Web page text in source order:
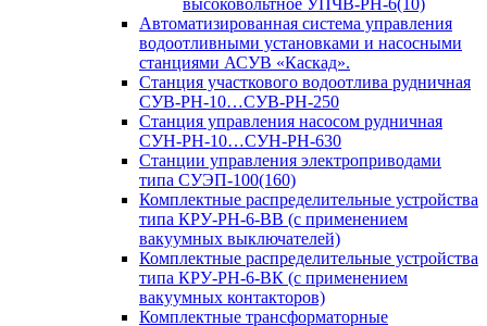
высоковольтное УПЧВ-РН-6(10)
Автоматизированная система управления
водоотливными установками и насосными
станциями АСУВ «Каскад».
Станция участкового водоотлива рудничная
СУВ-РН-10…СУВ-РН-250
Станция управления насосом рудничная
СУН-РН-10…СУН-РН-630
Станции управления электроприводами
типа СУЭП-100(160)
Комплектные распределительные устройства
типа КРУ-РН-6-ВВ (с применением
вакуумных выключателей)
Комплектные распределительные устройства
типа КРУ-РН-6-ВК (с применением
вакуумных контакторов)
Комплектные трансформаторные